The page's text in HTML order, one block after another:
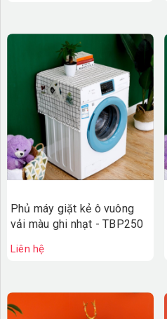
Phủ máy giặt kẻ ô vuông
vải màu ghi nhạt - TBP250
Liên hệ